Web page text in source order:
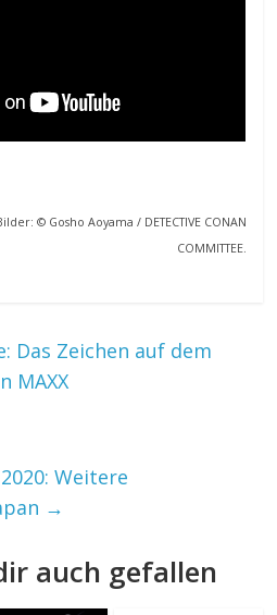
© Gosho Aoyama / DETECTIVE CONAN
COMMITTEE.
Das Zeichen auf dem
MAXX
Weitere
→
auch gefallen